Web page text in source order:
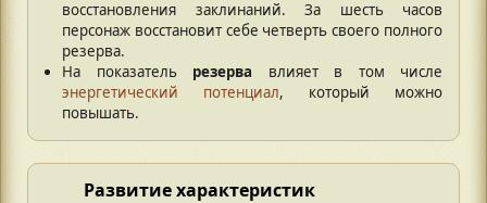
восстановления заклинаний. За шесть часов
персонаж восстановит себе четверть своего полного
резерва.
На показатель резерва влияет в том числе
энергетический потенциал, который можно
повышать.
Развитие характеристик